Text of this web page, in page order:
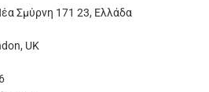
Σμύρνη 171 23, Ελλάδα
UK